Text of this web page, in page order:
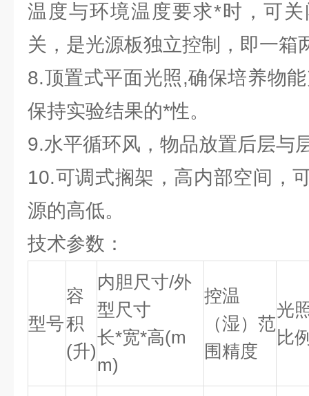
温度与环境温度要求*时，可
关，是光源板独立控制，即一箱
8.顶置式平面光照,确保培养物
保持实验结果的*性。
9.水平循环风，物品放置后层与
10.可调式搁架，高内部空间，
源的高低。
技术参数：
型号
容
积
(升)
内胆尺寸/外
型尺寸
长*宽*高(m
m)
控温
（湿）范
围精度
光
比